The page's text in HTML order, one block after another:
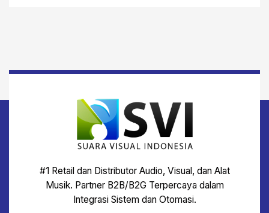
#1 Retail dan Distributor Audio, Visual, dan Alat
Musik. Partner B2B/B2G Terpercaya dalam
Integrasi Sistem dan Otomasi.